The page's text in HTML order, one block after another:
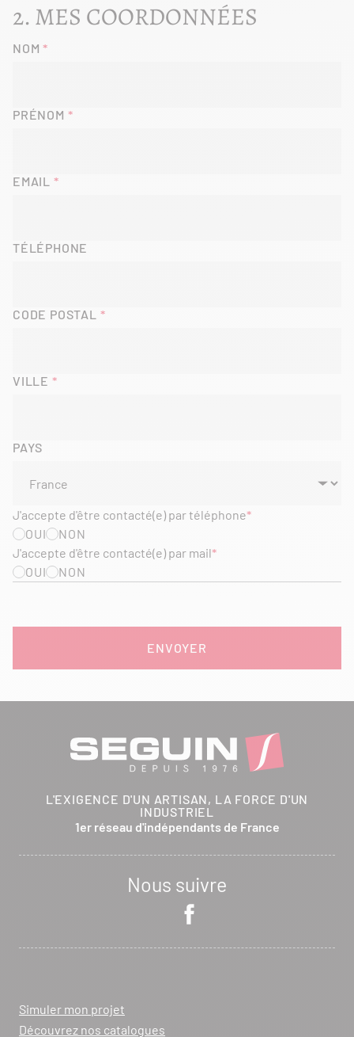
MES COORDONNÉES
NOM
PRÉNOM
EMAIL
TÉLÉPHONE
CODE POSTAL
VILLE
PAYS
J'accepte d'être contacté(e) par téléphone
OUI
NON
J'accepte d'être contacté(e) par mail
OUI
NON
L'EXIGENCE D'UN ARTISAN, LA FORCE D'UN
INDUSTRIEL
1er réseau d'indépendants de France
Nous suivre
Simuler mon projet
Découvrez nos catalogues